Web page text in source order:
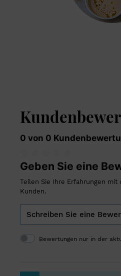
0 von 0
Geben Sie eine
Teilen Sie Ihre Erfahrungen
Kunden.
Schreiben Sie eine
Bewertungen nur in der